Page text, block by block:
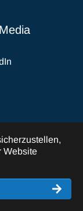
Website